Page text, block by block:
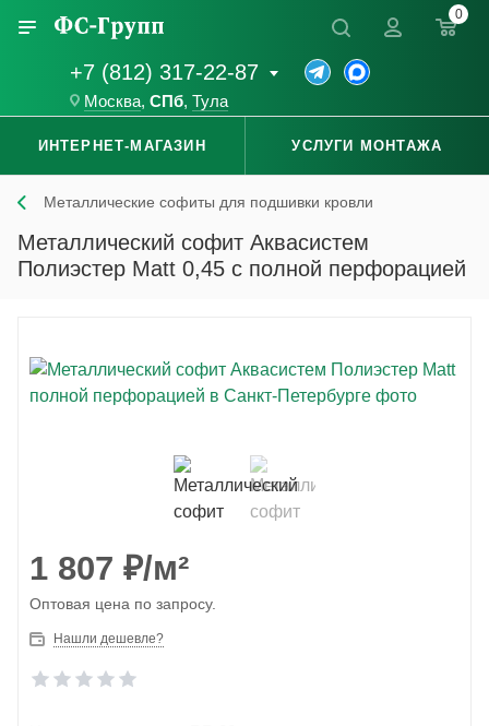
+7 (812) 317-22-87
Москва, СПб, Тула
0
ИНТЕРНЕТ-МАГАЗИН УСЛУГИ МОНТАЖА
Металлические софиты для подшивки кровли
Металлический софит Аквасистем
Полиэстер Matt 0,45 с полной перфорацией
1 807 ₽/м²
Оптовая цена по запросу.
Нашли дешевле?